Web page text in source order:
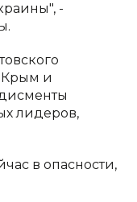
-
Крым и
лидеров,
в опасности,